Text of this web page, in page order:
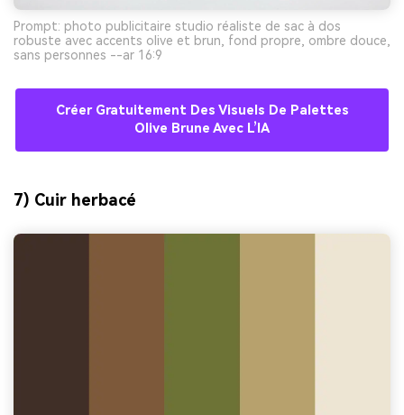
Prompt: photo publicitaire studio réaliste de sac à dos
robuste avec accents olive et brun, fond propre, ombre douce,
sans personnes --ar 16:9
Créer Gratuitement Des Visuels De Palettes
Olive Brune Avec L’IA
7) Cuir herbacé